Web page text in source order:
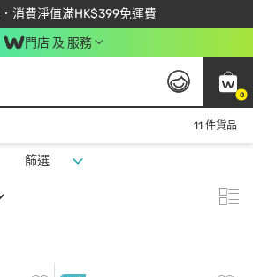
消費淨值滿HK$399免運費
為易賞錢會員盡享獨家優惠
買滿$450 輸入 NEWAPP 即減$50
門店 及 服務
0
11 件貨品
篩選